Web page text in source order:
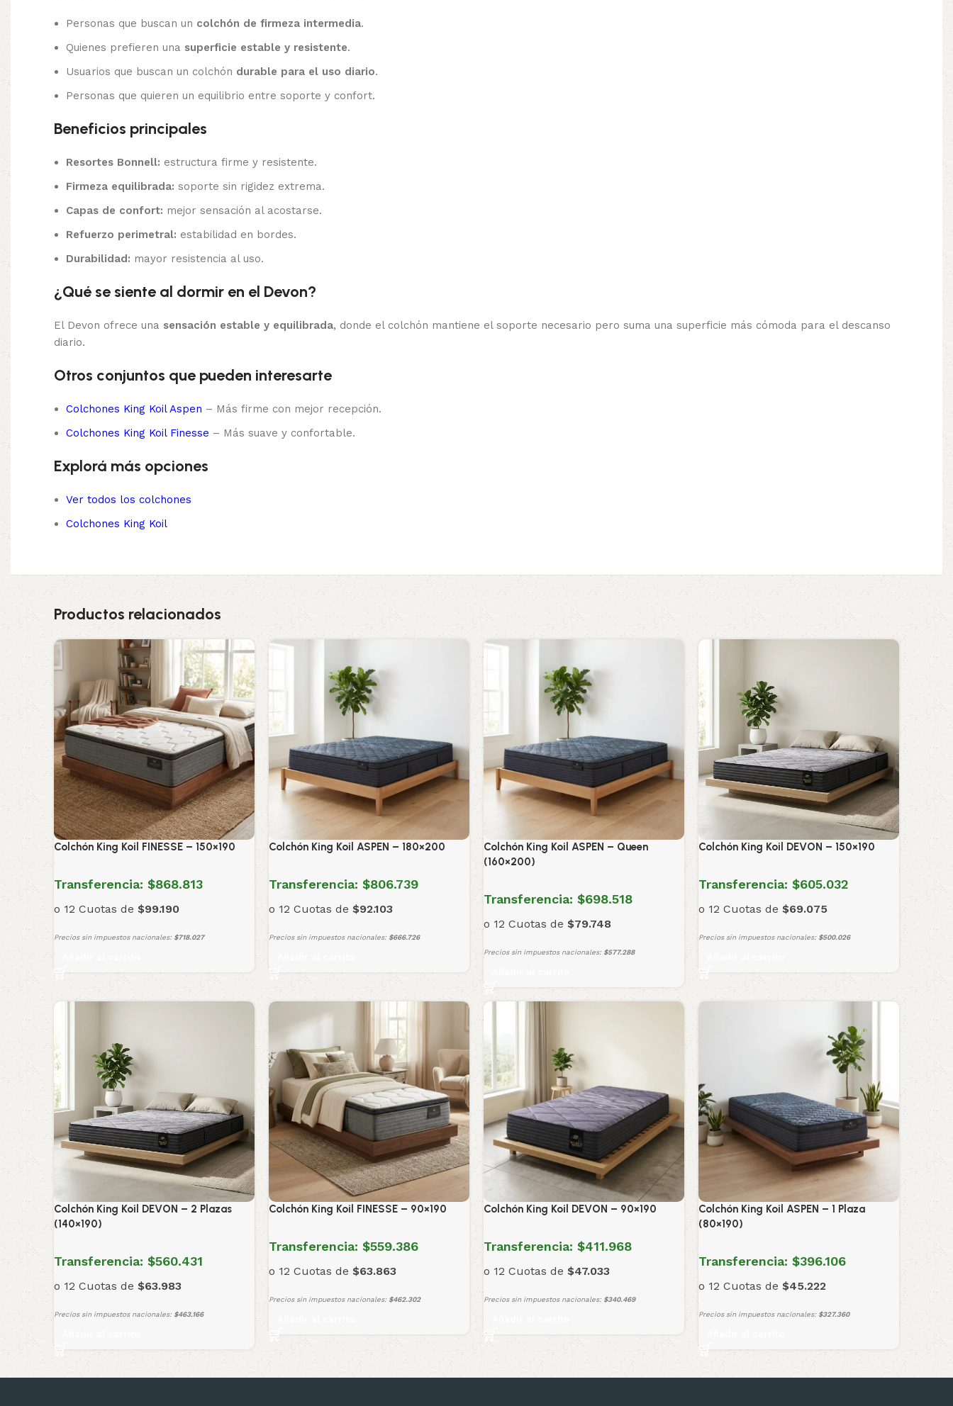
Personas que buscan un colchón de firmeza intermedia.
Quienes prefieren una superficie estable y resistente.
Usuarios que buscan un colchón durable para el uso diario.
Personas que quieren un equilibrio entre soporte y confort.
Beneficios principales
Resortes Bonnell: estructura firme y resistente.
Firmeza equilibrada: soporte sin rigidez extrema.
Capas de confort: mejor sensación al acostarse.
Refuerzo perimetral: estabilidad en bordes.
Durabilidad: mayor resistencia al uso.
¿Qué se siente al dormir en el Devon?
El Devon ofrece una sensación estable y equilibrada, donde el colchón mantiene el soporte necesario pero suma una superficie más cómoda para el descanso
diario.
Otros conjuntos que pueden interesarte
Colchones King Koil Aspen – Más firme con mejor recepción.
Colchones King Koil Finesse – Más suave y confortable.
Explorá más opciones
Ver todos los colchones
Colchones King Koil
Productos relacionados
Colchón King Koil FINESSE – 150×190
Transferencia: $868.813
o 12 Cuotas de $99.190
Precios sin impuestos nacionales: $718.027
Colchón King Koil ASPEN – 180×200
Transferencia: $806.739
o 12 Cuotas de $92.103
Precios sin impuestos nacionales: $666.726
Colchón King Koil ASPEN – Queen
(160×200)
Transferencia: $698.518
o 12 Cuotas de $79.748
Precios sin impuestos nacionales: $577.288
Colchón King Koil DEVON – 150×190
Transferencia: $605.032
o 12 Cuotas de $69.075
Precios sin impuestos nacionales: $500.026
Colchón King Koil DEVON – 2 Plazas
(140×190)
Transferencia: $560.431
o 12 Cuotas de $63.983
Precios sin impuestos nacionales: $463.166
Colchón King Koil FINESSE – 90×190
Transferencia: $559.386
o 12 Cuotas de $63.863
Precios sin impuestos nacionales: $462.302
Colchón King Koil DEVON – 90×190
Transferencia: $411.968
o 12 Cuotas de $47.033
Precios sin impuestos nacionales: $340.469
Colchón King Koil ASPEN – 1 Plaza
(80×190)
Transferencia: $396.106
o 12 Cuotas de $45.222
Precios sin impuestos nacionales: $327.360